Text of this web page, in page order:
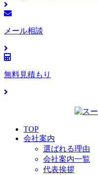
メール相談
無料見積もり
TOP
会社案内
選ばれる理由
会社案内一覧
代表挨拶